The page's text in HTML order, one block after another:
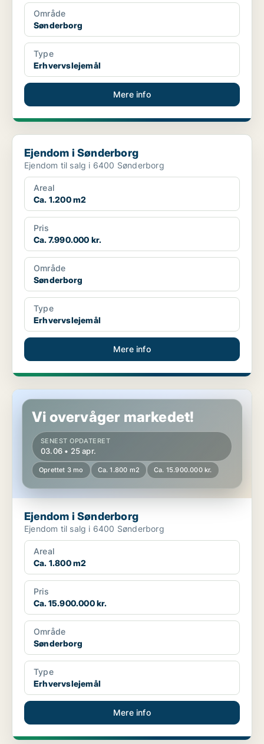
Område
Sønderborg
Type
Erhvervslejemål
Mere info
Ejendom i Sønderborg
Ejendom i Sønderborg
Ejendom til salg i 6400 Sønderborg
Areal
Ca. 1.200 m2
Pris
Ca. 7.990.000 kr.
Område
Sønderborg
Type
Erhvervslejemål
Mere info
Ejendom i Sønderborg
Vi overvåger markedet!
SENEST OPDATERET
03.06 • 25 apr.
Oprettet 3 mo Ca. 1.800 m2 Ca. 15.900.000 kr.
Ejendom i Sønderborg
Ejendom til salg i 6400 Sønderborg
Areal
Ca. 1.800 m2
Pris
Ca. 15.900.000 kr.
Område
Sønderborg
Type
Erhvervslejemål
Mere info